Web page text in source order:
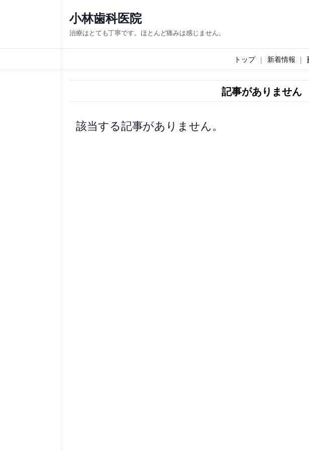
ス
キ
小林歯科医院
治療はとても丁寧です。ほとんど痛みは感じません。
トップ 新着情報
記事がありません
該当する記事がありません。